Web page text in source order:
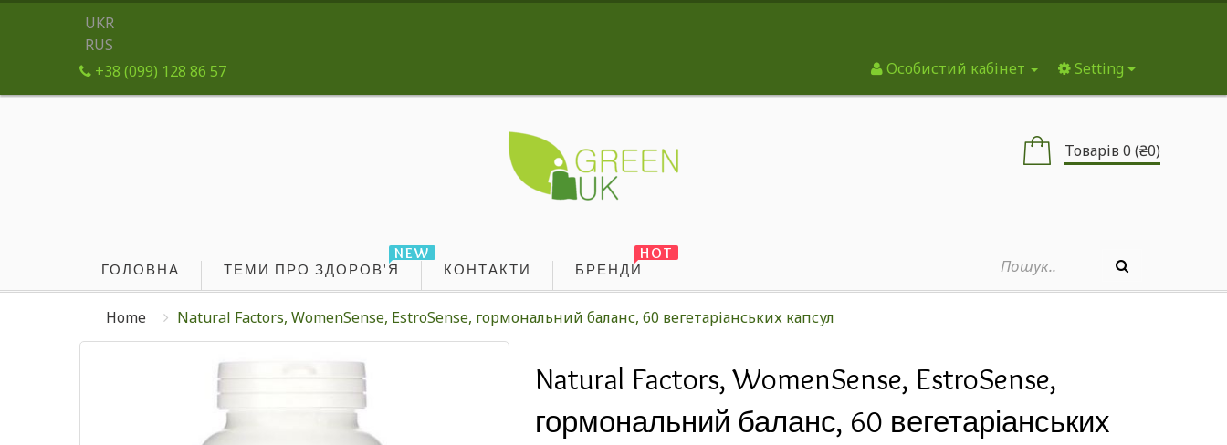
UKR
RUS
Особистий кабінет
Setting
+38 (099) 128 86 57
Товарів 0 (₴0)
ГОЛОВНА
NEW
ТЕМИ ПРО ЗДОРОВ'Я КОНТАКТИ
HOT
БРЕНДИ
Home Natural Factors, WomenSense, EstroSense, гормональний баланс, 60 вегетаріанських капсул
Natural Factors, WomenSense, EstroSense,
гормональний баланс, 60 вегетаріанських